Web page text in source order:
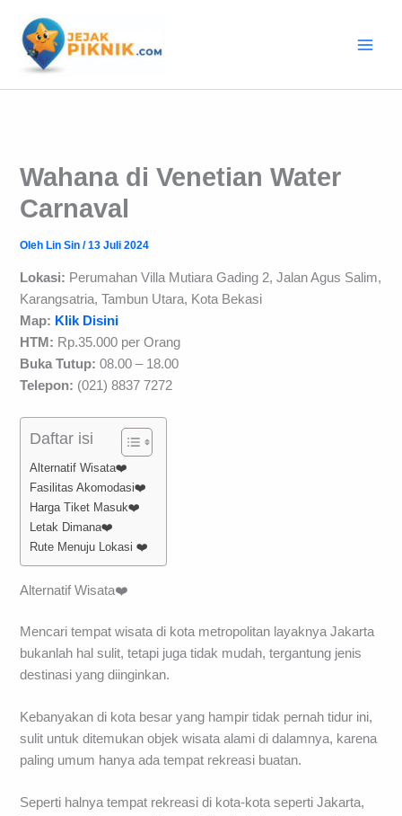
konten
Wahana di Venetian Water
Carnaval
Oleh Lin Sin/13 Juli 2024
Lokasi: Perumahan Villa Mutiara Gading 2, Jalan Agus Salim,
Karangsatria, Tambun Utara, Kota Bekasi
Map: Klik Disini
HTM: Rp.35.000 per Orang
Buka Tutup: 08.00 – 18.00
Telepon: (021) 8837 7272
Daftar isi
Alternatif Wisata❤️
Fasilitas Akomodasi❤️
Harga Tiket Masuk❤️
Letak Dimana❤️
Rute Menuju Lokasi ❤️
Alternatif Wisata❤️
Mencari tempat wisata di kota metropolitan layaknya Jakarta
bukanlah hal sulit, tetapi juga tidak mudah, tergantung jenis
destinasi yang diinginkan.
Kebanyakan di kota besar yang hampir tidak pernah tidur ini,
sulit untuk ditemukan objek wisata alami di dalamnya, karena
paling umum hanya ada tempat rekreasi buatan.
Seperti halnya tempat rekreasi di kota-kota seperti Jakarta,